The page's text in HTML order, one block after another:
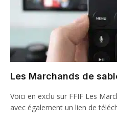
Les Marchands de
Voici en exclu sur FFIF Les
avec également un lien de